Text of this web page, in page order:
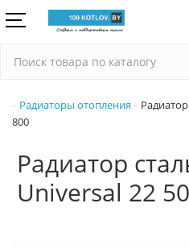
Радиаторы отопления
800
Радиатор
Universal 22